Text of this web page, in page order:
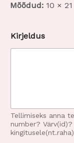
Mõõdud: 10 ×
Kirjeldus
Tellimiseks anna
number?
kingitusele(nt.raha)